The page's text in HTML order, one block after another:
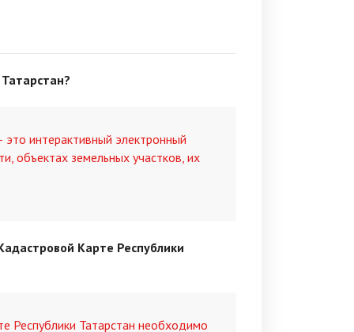
интерактивный электронный
объектах земельных участков, их
Карте Республики
Республики Татарстан необходимо